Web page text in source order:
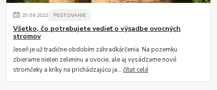
29.06.2022 PESTOVANIE
Všetko, čo potrebujete vedieť o výsadbe ovocných
stromov
Jeseň je už tradične obdobím záhradkárčenia. Na pozemku
zbierame nielen zeleninu a ovocie, ale aj vysádzame nové
stromčeky a kríky na prichádzajúcu ja...čítať celé